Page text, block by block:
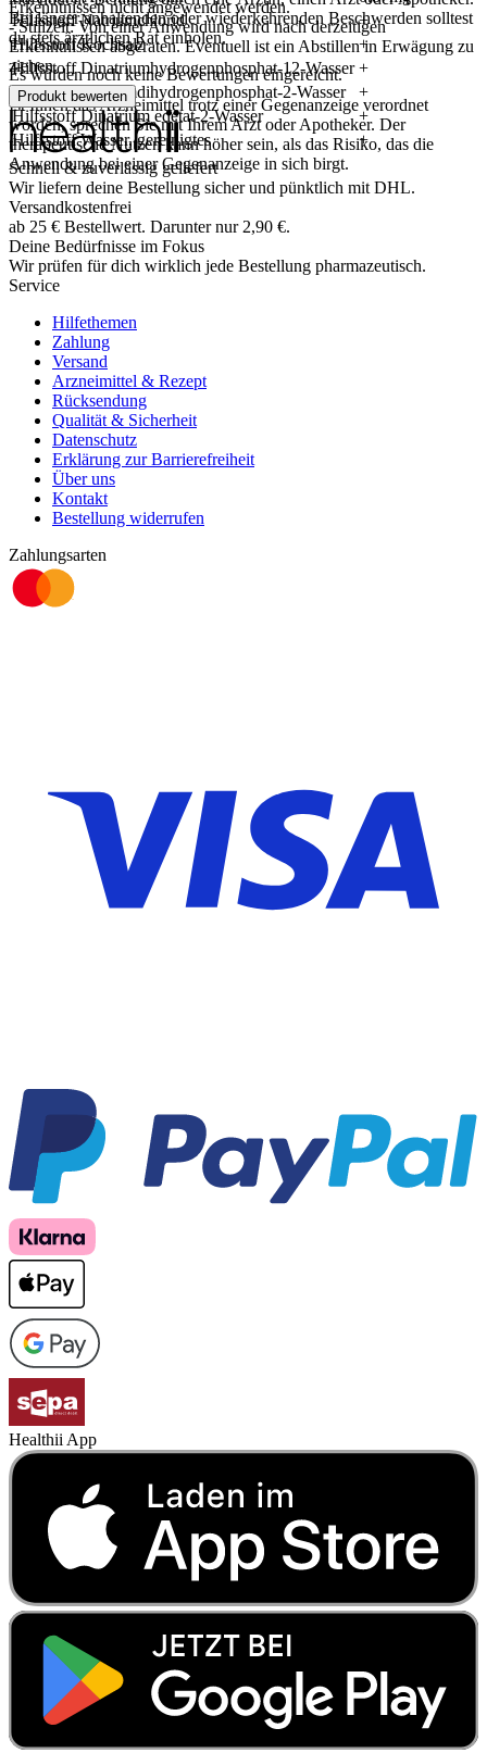
Erkenntnissen nicht angewendet werden.
- Stillzeit: Von einer Anwendung wird nach derzeitigen
Erkenntnissen abgeraten. Eventuell ist ein Abstillen in Erwägung zu
ziehen.
Ist Ihnen das Arzneimittel trotz einer Gegenanzeige verordnet
worden, sprechen Sie mit Ihrem Arzt oder Apotheker. Der
therapeutische Nutzen kann höher sein, als das Risiko, das die
Anwendung bei einer Gegenanzeige in sich birgt.
Hilfsstoff Natriumchlorid
+
Hilfsstoff Kochsalz
+
Hilfsstoff Dinatriumhydrogenphosphat-12-Wasser +
Hilfsstoff Natriumdihydrogenphosphat-2-Wasser
+
Hilfsstoff Dinatrium edetat-2-Wasser
+
Hilfsstoff Wasser, gereinigtes
+
Bei länger anhaltenden oder wiederkehrenden Beschwerden solltest
du stets ärztlichen Rat einholen.
Es wurden noch keine Bewertungen eingereicht.
Produkt bewerten
Schnell & zuverlässig geliefert
Wir liefern deine Bestellung sicher und pünktlich mit DHL.
Versandkostenfrei
ab 25 € Bestellwert. Darunter nur 2,90 €.
Deine Bedürfnisse im Fokus
Wir prüfen für dich wirklich jede Bestellung pharmazeutisch.
Service
Hilfethemen
Zahlung
Versand
Arzneimittel & Rezept
Rücksendung
Qualität & Sicherheit
Datenschutz
Erklärung zur Barrierefreiheit
Über uns
Kontakt
Bestellung widerrufen
Zahlungsarten
Healthii App